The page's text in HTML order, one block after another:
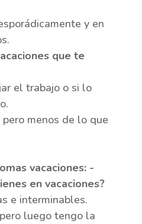
y en
que te
el trabajo o si lo
menos de lo que
vacaciones: -
en vacaciones?
e interminables.
luego tengo la